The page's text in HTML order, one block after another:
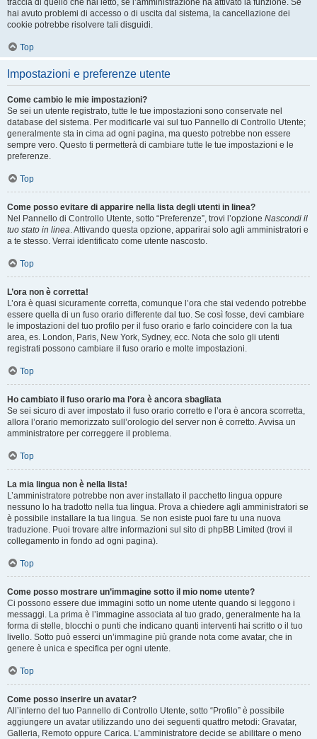
traccia di quello che hai letto, se l’amministrazione ha attivato la funzione. Se
hai avuto problemi di accesso o di uscita dal sistema, la cancellazione dei
cookie potrebbe risolvere tali disguidi.
Top
Impostazioni e preferenze utente
Come cambio le mie impostazioni?
Se sei un utente registrato, tutte le tue impostazioni sono conservate nel
database del sistema. Per modificarle vai sul tuo Pannello di Controllo Utente;
generalmente sta in cima ad ogni pagina, ma questo potrebbe non essere
sempre vero. Questo ti permetterà di cambiare tutte le tue impostazioni e le
preferenze.
Top
Come posso evitare di apparire nella lista degli utenti in linea?
Nel Pannello di Controllo Utente, sotto “Preferenze”, trovi l’opzione Nascondi il
tuo stato in linea. Attivando questa opzione, apparirai solo agli amministratori e
a te stesso. Verrai identificato come utente nascosto.
Top
L’ora non è corretta!
L’ora è quasi sicuramente corretta, comunque l’ora che stai vedendo potrebbe
essere quella di un fuso orario differente dal tuo. Se così fosse, devi cambiare
le impostazioni del tuo profilo per il fuso orario e farlo coincidere con la tua
area, es. London, Paris, New York, Sydney, ecc. Nota che solo gli utenti
registrati possono cambiare il fuso orario e molte impostazioni.
Top
Ho cambiato il fuso orario ma l’ora è ancora sbagliata
Se sei sicuro di aver impostato il fuso orario corretto e l’ora è ancora scorretta,
allora l’orario memorizzato sull’orologio del server non è corretto. Avvisa un
amministratore per correggere il problema.
Top
La mia lingua non è nella lista!
L’amministratore potrebbe non aver installato il pacchetto lingua oppure
nessuno lo ha tradotto nella tua lingua. Prova a chiedere agli amministratori se
è possibile installare la tua lingua. Se non esiste puoi fare tu una nuova
traduzione. Puoi trovare altre informazioni sul sito di phpBB Limited (trovi il
collegamento in fondo ad ogni pagina).
Top
Come posso mostrare un’immagine sotto il mio nome utente?
Ci possono essere due immagini sotto un nome utente quando si leggono i
messaggi. La prima è l’immagine associata al tuo grado, generalmente ha la
forma di stelle, blocchi o punti che indicano quanti interventi hai scritto o il tuo
livello. Sotto può esserci un’immagine più grande nota come avatar, che in
genere è unica e specifica per ogni utente.
Top
Come posso inserire un avatar?
All’interno del tuo Pannello di Controllo Utente, sotto “Profilo” è possibile
aggiungere un avatar utilizzando uno dei seguenti quattro metodi: Gravatar,
Galleria, Remoto oppure Carica. L’amministratore decide se abilitare o meno